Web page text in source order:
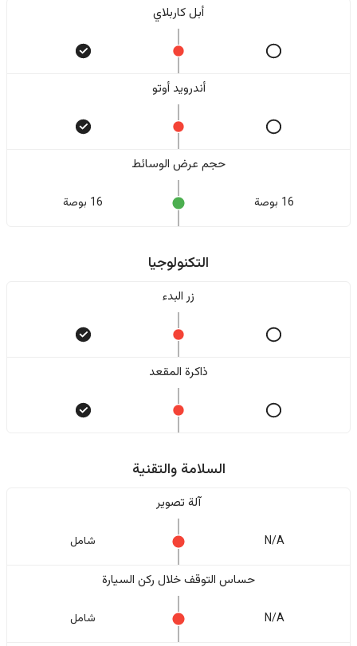
أبل كاربلاي
أندرويد أوتو
حجم عرض الوسائط
16 بوصة 16 بوصة
التكنولوجيا
زر البدء
ذاكرة المقعد
السلامة والتقنية
آلة تصوير
N/A شامل
حساس التوقف خلال ركن السيارة
N/A شامل